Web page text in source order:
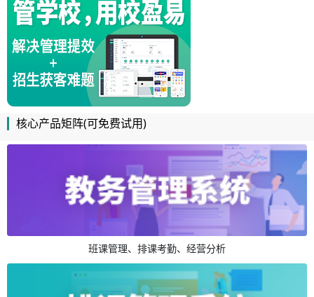
核心产品矩阵(可免费试用)
班课管理、排课考勤、经营分析